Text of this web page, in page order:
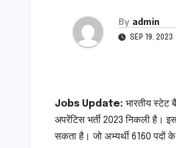
By admin
SEP 19, 2023
Jobs Update: भारतीय स्टेट
अपरेंटिस भर्ती 2023 निकली है।
सकता है। जो अभ्यर्थी 6160 पदों